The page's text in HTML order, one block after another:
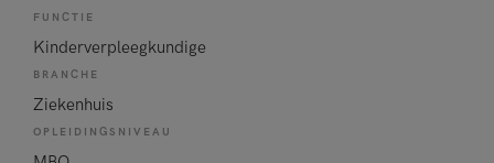
FUNCTIE
Kinderverpleegkundige
BRANCHE
Ziekenhuis
OPLEIDINGSNIVEAU